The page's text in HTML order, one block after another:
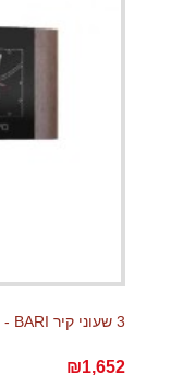
3 שעוני קיר BARI - אלון מלא
₪1,652